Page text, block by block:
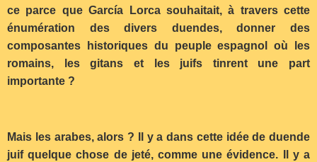
ce parce que García Lorca souhaitait, à travers cette
énumération des divers duendes, donner des
composantes historiques du peuple espagnol où les
romains, les gitans et les juifs tinrent une part
importante ?
Mais les arabes, alors ? Il y a dans cette idée de duende
juif quelque chose de jeté, comme une évidence. Il y a